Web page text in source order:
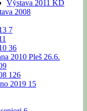
Výstava 2011 KD
2008
7
36
2010 Pleš 26.6.
126
2019 15